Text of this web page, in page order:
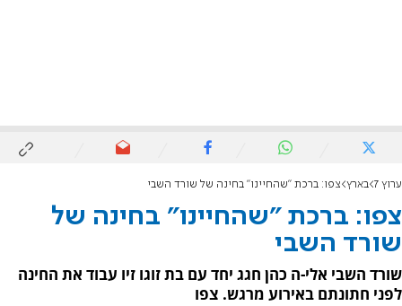
ערוץ 7 בארץ צפו: ברכת "שהחיינו" בחינה של שורד השבי
צפו: ברכת "שהחיינו" בחינה של
שורד השבי
שורד השבי אלי-ה כהן חגג יחד עם בת זוגו זיו עבוד את החינה
לפני חתונתם באירוע מרגש. צפו